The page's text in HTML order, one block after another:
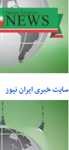
سایت خبری ایران نیوز